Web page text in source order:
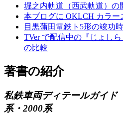
堀之内軌道（西武軌道）の
本ブログに OKLCH カラー
目黒蒲田電鉄ト5形の竣功
TVer で配信中の『じょし
の比較
著書の紹介
私鉄車両ディテールガイ
系・2000系